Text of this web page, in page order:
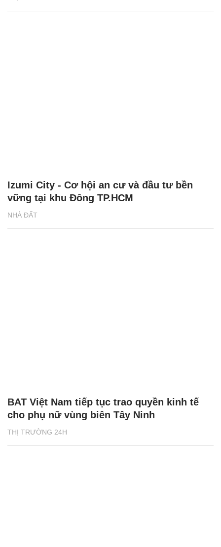
NHÀ ĐẤT
Izumi City - Cơ hội an cư và đầu tư bền
vững tại khu Đông TP.HCM
THỊ TRƯỜNG 24H
BAT Việt Nam tiếp tục trao quyền kinh tế
cho phụ nữ vùng biên Tây Ninh